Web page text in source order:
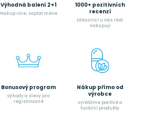
Výhodná balení 2+1
Nakup více, zaplať méně
1000+ pozitivních
recenzí
zákazníci u nás rádi
nakupují
Bonusový program
výhody a slevy pro
registrované
Nákup přímo od
výrobce
vyrábíme poctívé a
funkční produkty